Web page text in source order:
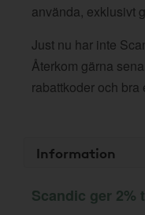
använda, exklusivt
Just nu har inte
Återkom gärna
rabattkoder och bra
Information
Scandic ger 2%